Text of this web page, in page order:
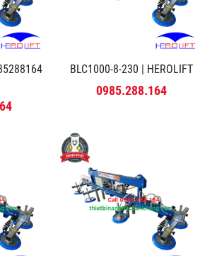
BLC1000-8-230 | HEROLIFT
0985.288.164